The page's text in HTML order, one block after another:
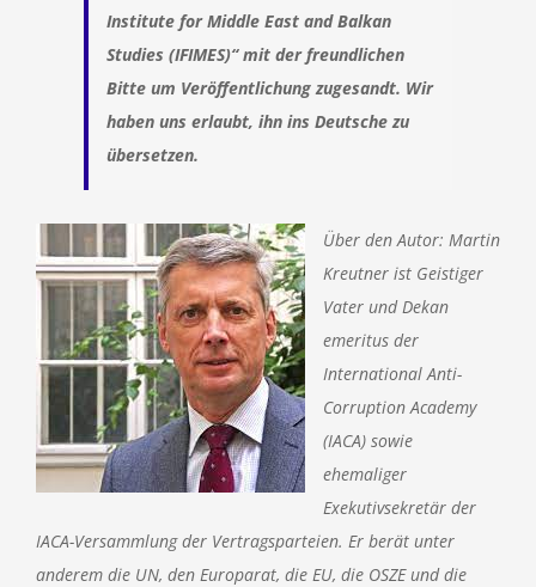
Institute for Middle East and Balkan
Studies (IFIMES)“mit der freundlichen
Bitte um Veröffentlichung zugesandt. Wir
haben uns erlaubt, ihn ins Deutsche zu
übersetzen.
Über den Autor: Martin
Kreutner ist Geistiger
Vater und Dekan
emeritus der
International Anti-
Corruption Academy
(IACA) sowie
ehemaliger
Exekutivsekretär der
IACA-Versammlung der Vertragsparteien. Er berät unter
anderem die UN, den Europarat, die EU, die OSZE und die